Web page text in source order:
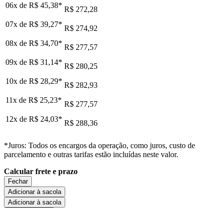
06x de R$ 45,38* R$ 272,28
07x de R$ 39,27* R$ 274,92
08x de R$ 34,70* R$ 277,57
09x de R$ 31,14* R$ 280,25
10x de R$ 28,29* R$ 282,93
11x de R$ 25,23* R$ 277,57
12x de R$ 24,03* R$ 288,36
*Juros: Todos os encargos da operação, como juros, custo de
parcelamento e outras tarifas estão incluídas neste valor.
Calcular frete e prazo
Fechar
Adicionar à sacola
Adicionar à sacola